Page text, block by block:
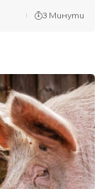
3 Минути